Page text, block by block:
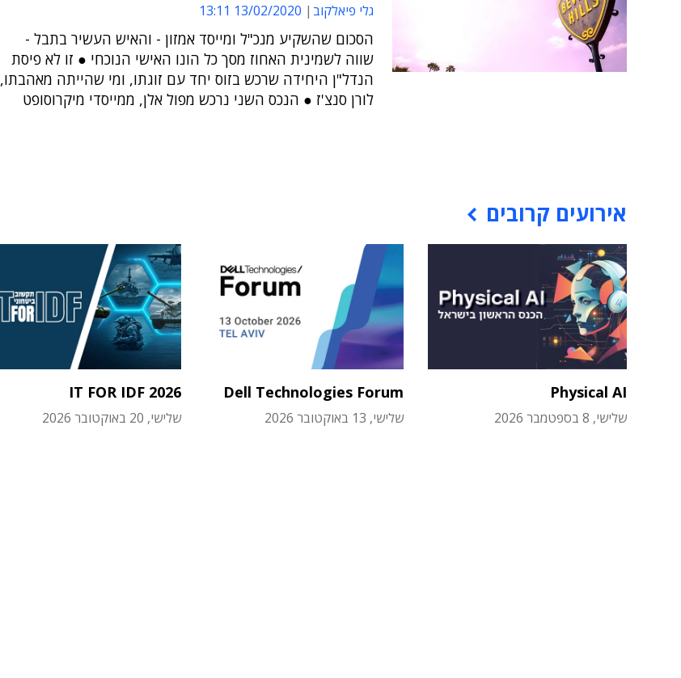
גלי פיאלקוב 13/02/2020 13:11
הסכום שהשקיע מנכ"ל ומייסד אמזון - והאיש העשיר בתבל -
שווה לשמינית האחוז מסך כל הונו האישי הנוכחי ● זו לא פיסת
הנדל"ן היחידה שרכש בזוס יחד עם זוגתו, ומי שהייתה מאהבתו,
לורן סנצ'ז ● הנכס השני נרכש מפול אלן, ממייסדי מיקרוסופט
אירועים קרובים
Physical AI
שלישי, 8 בספטמבר 2026
Dell Technologies Forum
שלישי, 13 באוקטובר 2026
IT FOR IDF 2026
שלישי, 20 באוקטובר 2026